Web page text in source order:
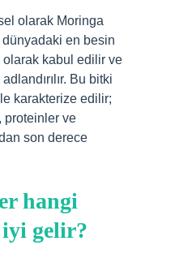
olarak Moringa
en besin
kabul edilir ve
Bu bitki
karakterize edilir;
proteinler ve
son derece
hangi
gelir?